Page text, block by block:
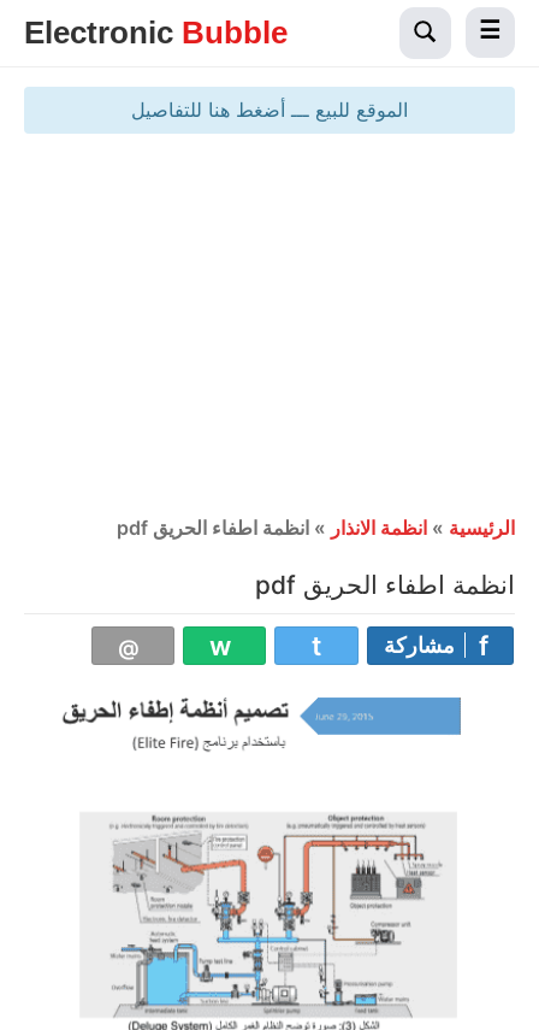
Electronic Bubble
الموقع للبيع ـــ أضغط هنا للتفاصيل
الرئيسية » انظمة الانذار » انظمة اطفاء الحريق pdf
انظمة اطفاء الحريق pdf
مشاركة